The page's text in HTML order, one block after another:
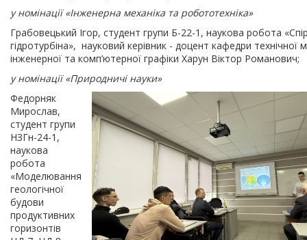
у номінації «Інженерна механіка та робототехніка»
Грабовецький Ігор, студент групи Б-22-1, наукова робота
гідротурбіна», науковий керівник - доцент кафедри технічної
інженерної та комп’ютерної графіки Харун Віктор Романович;
у номінації «Природничі науки»
Федорняк
Мирослав,
студент групи
НЗГн-24-1,
наукова
робота
«Моделювання
геологічної
будови
продуктивних
горизонтів